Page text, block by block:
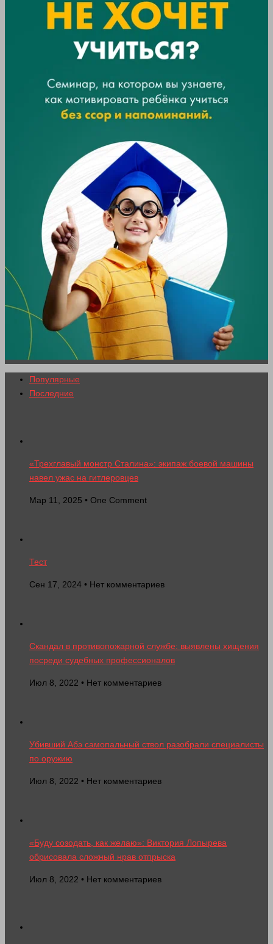
Популярные
Последние
«Трехглавый монстр Сталина»: экипаж боевой машины
навел ужас на гитлеровцев
Мар 11, 2025 • One Comment
Тест
Сен 17, 2024 • Нет комментариев
Скандал в противопожарной службе: выявлены хищения
посреди судебных профессионалов
Июл 8, 2022 • Нет комментариев
Убивший Абэ самопальный ствол разобрали специалисты
по оружию
Июл 8, 2022 • Нет комментариев
«Буду созодать, как желаю»: Виктория Лопырева
обрисовала сложный нрав отпрыска
Июл 8, 2022 • Нет комментариев